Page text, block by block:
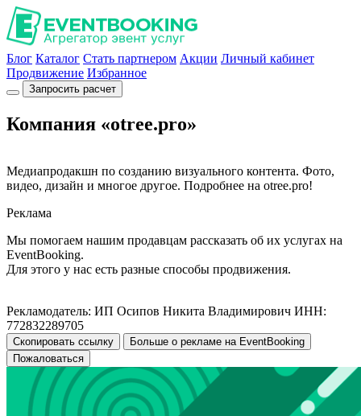
Блог Каталог Стать партнером Акции Личный кабинет
Продвижение Избранное
Запросить расчет
Компания «otree.pro»
Медиапродакшн по созданию визуального контента. Фото,
видео, дизайн и многое другое. Подробнее на otree.pro!
Реклама
Мы помогаем нашим продавцам рассказать об их услугах на
EventBooking.
Для этого у нас есть разные способы продвижения.
Рекламодатель: ИП Осипов Никита Владимирович ИНН:
772832289705
Скопировать ссылку
Больше о рекламе на EventBooking
Пожаловаться